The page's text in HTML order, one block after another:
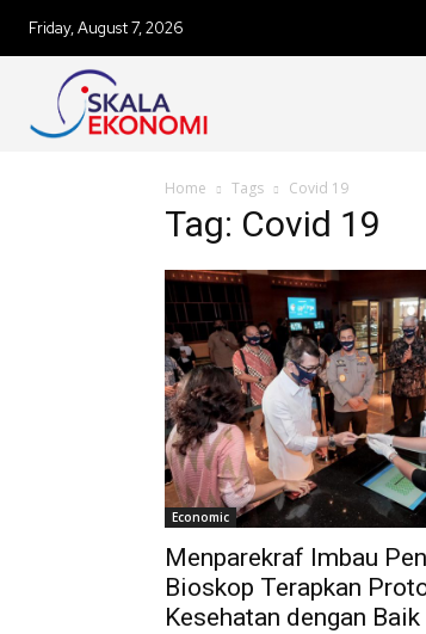
Friday, August 7, 2026
Home Tags Covid 19
Tag: Covid 19
Economic
Menparekraf Imbau
Bioskop Terapkan
Kesehatan dengan Baik